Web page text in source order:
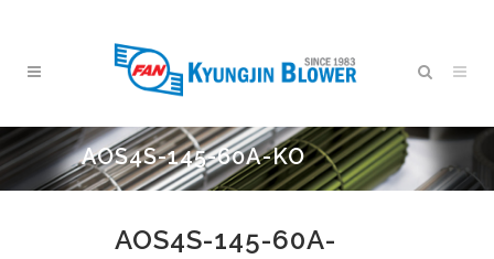
AOS4S-145-60A-KO
AOS4S-145-60A-